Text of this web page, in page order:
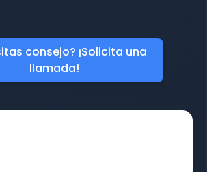
consejo? ¡Solicita una
llamada!